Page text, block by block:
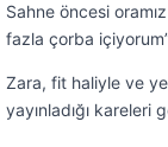
Sahne öncesi
fazla çorba
Zara, fit haliyle ve
yayınladığı kareleri